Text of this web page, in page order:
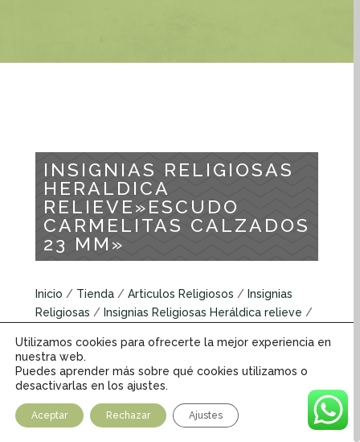
INSIGNIAS RELIGIOSAS
HERALDICA
RELIEVE»ESCUDO
CARMELITAS CALZADOS
23 MM»
Inicio / Tienda / Articulos Religiosos / Insignias
Religiosas / Insignias Religiosas Heráldica relieve /
RELIEVE»ESCUDO CARMELITAS CALZADOS 23 MM»
Insignias Religiosas Heráldicas relieve
INFORMACIÓN ADICIONAL
Utilizamos cookies para ofrecerte la mejor experiencia en
nuestra web.
Puedes aprender más sobre qué cookies utilizamos o
desactivarlas en los ajustes.
Aceptar Rechazar Ajustes